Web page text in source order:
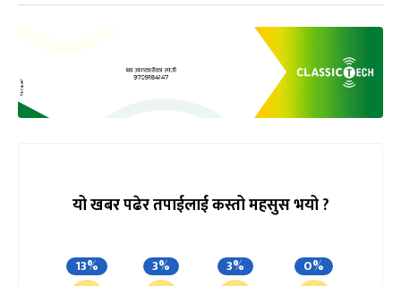
यो खबर पढेर तपाईलाई कस्तो महसुस भयो ?
13% 3% 3% 0%